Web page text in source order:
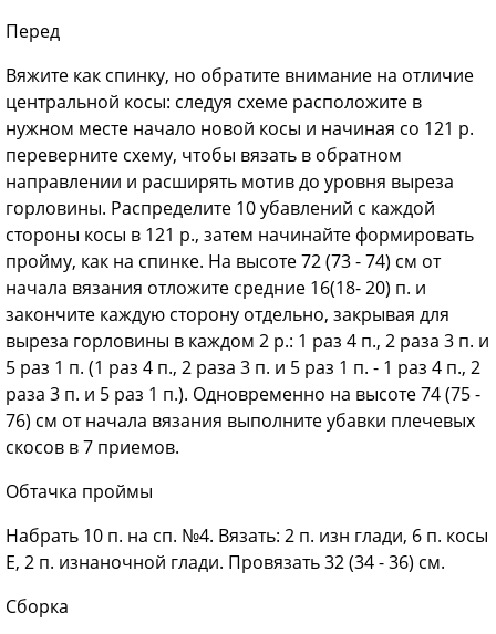
Перед
Вяжите как спинку, но обратите внимание на отличие
центральной косы: следуя схеме расположите в
нужном месте начало новой косы и начиная со 121 р.
переверните схему, чтобы вязать в обратном
направлении и расширять мотив до уровня выреза
горловины. Распределите 10 убавлений с каждой
стороны косы в 121 р., затем начинайте формировать
пройму, как на спинке. На высоте 72 (73 - 74) см от
начала вязания отложите средние 16(18- 20) п. и
закончите каждую сторону отдельно, закрывая для
выреза горловины в каждом 2 р.: 1 раз 4 п., 2 раза 3 п. и
5 раз 1 п. (1 раз 4 п., 2 раза 3 п. и 5 раз 1 п. - 1 раз 4 п., 2
раза 3 п. и 5 раз 1 п.). Одновременно на высоте 74 (75 -
76) см от начала вязания выполните убавки плечевых
скосов в 7 приемов.
Обтачка проймы
Набрать 10 п. на сп. №4. Вязать: 2 п. изн глади, 6 п. косы
Е, 2 п. изнаночной глади. Провязать 32 (34 - 36) см.
Сборка